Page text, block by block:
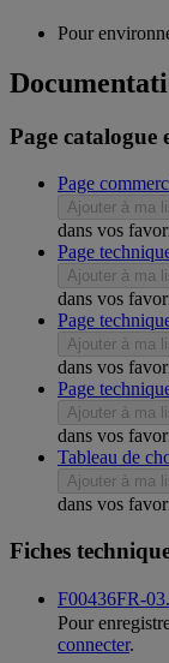
Pour
Page catalogue
Page
Ajouter à ma
dans vos
Page
Ajouter à ma
dans vos
Page
Ajouter à ma
dans vos
Page
Ajouter à ma
dans vos
Tableau de
Ajouter à ma
dans vos
Fiches
F00436FR-
Pour
connecter.